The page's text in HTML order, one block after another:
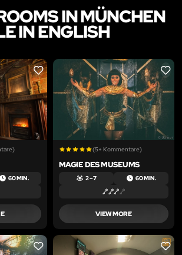
IN MÜNCHEN
IN ENGLISH
LIKE
60 MIN.
LIKE
(5+ Kommentare)
MAGIE DES MUSEUMS
2 – 7 60 MIN.
VIEW MORE
LIKE LIKE